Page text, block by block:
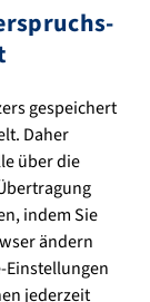
gespeichert
Daher
über die
indem Sie
ändern
Einstellungen
jederzeit